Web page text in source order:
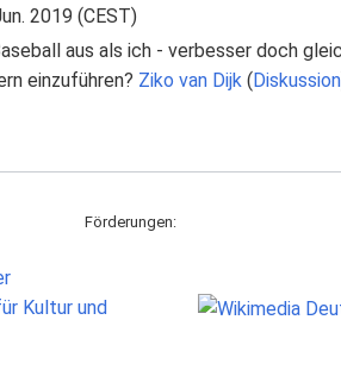
2019 (CEST)
aus als ich - verbesser doch
einzuführen? Ziko van Dijk ( Diskussion
Förderungen: